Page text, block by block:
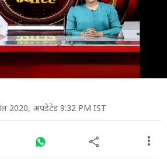
2020, अपडेटेड 9:32 PM IST